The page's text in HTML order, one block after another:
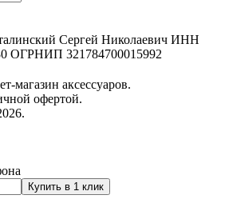
Сергей Николаевич ИНН
ОГРНИП 321784700015992
магазин аксессуаров.
офертой.
Купить в 1 клик